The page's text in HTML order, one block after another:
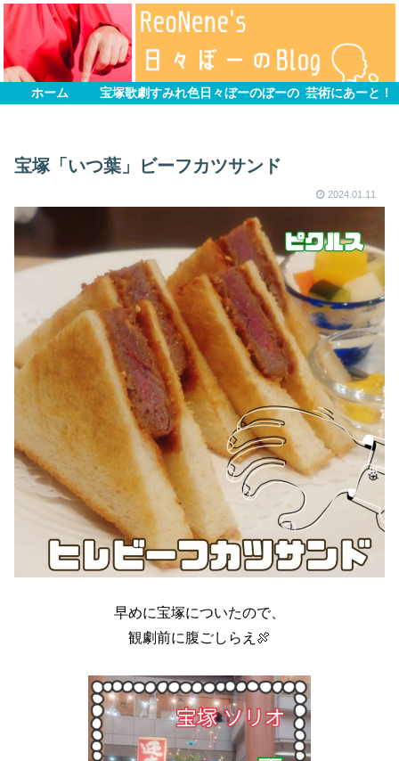
ホーム 宝塚歌劇すみれ色日々ぼーのぼーの 芸術にあーと！
宝塚「いつ葉」ビーフカツサンド
2024.01.11
早めに宝塚についたので、
観劇前に腹ごしらえ🍖